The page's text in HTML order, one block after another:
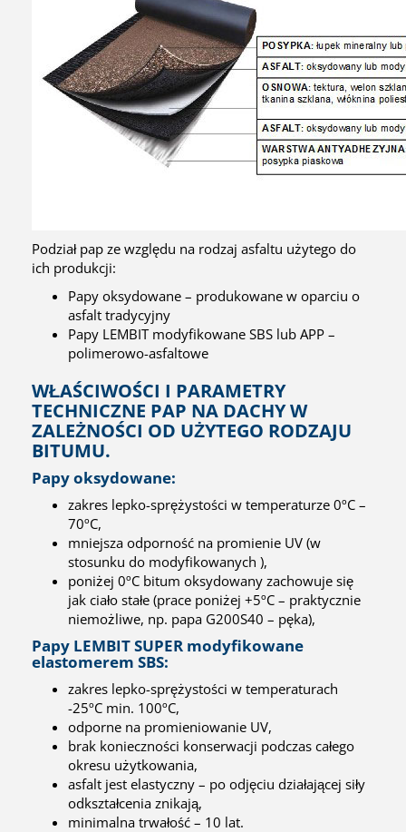
Podział pap ze względu na rodzaj asfaltu użytego do
ich produkcji:
Papy oksydowane – produkowane w oparciu o
asfalt tradycyjny
Papy LEMBIT modyfikowane SBS lub APP –
polimerowo-asfaltowe
WŁAŚCIWOŚCI I PARAMETRY
TECHNICZNE PAP NA DACHY W
ZALEŻNOŚCI OD UŻYTEGO RODZAJU
BITUMU.
Papy oksydowane:
zakres lepko-sprężystości w temperaturze 0ºC –
70ºC,
mniejsza odporność na promienie UV (w
stosunku do modyfikowanych ),
poniżej 0ºC bitum oksydowany zachowuje się
jak ciało stałe (prace poniżej +5ºC – praktycznie
niemożliwe, np. papa G200S40 – pęka),
Papy LEMBIT SUPER modyfikowane
elastomerem SBS:
zakres lepko-sprężystości w temperaturach
-25ºC min. 100ºC,
odporne na promieniowanie UV,
brak konieczności konserwacji podczas całego
okresu użytkowania,
asfalt jest elastyczny – po odjęciu działającej siły
odkształcenia znikają,
minimalna trwałość – 10 lat.